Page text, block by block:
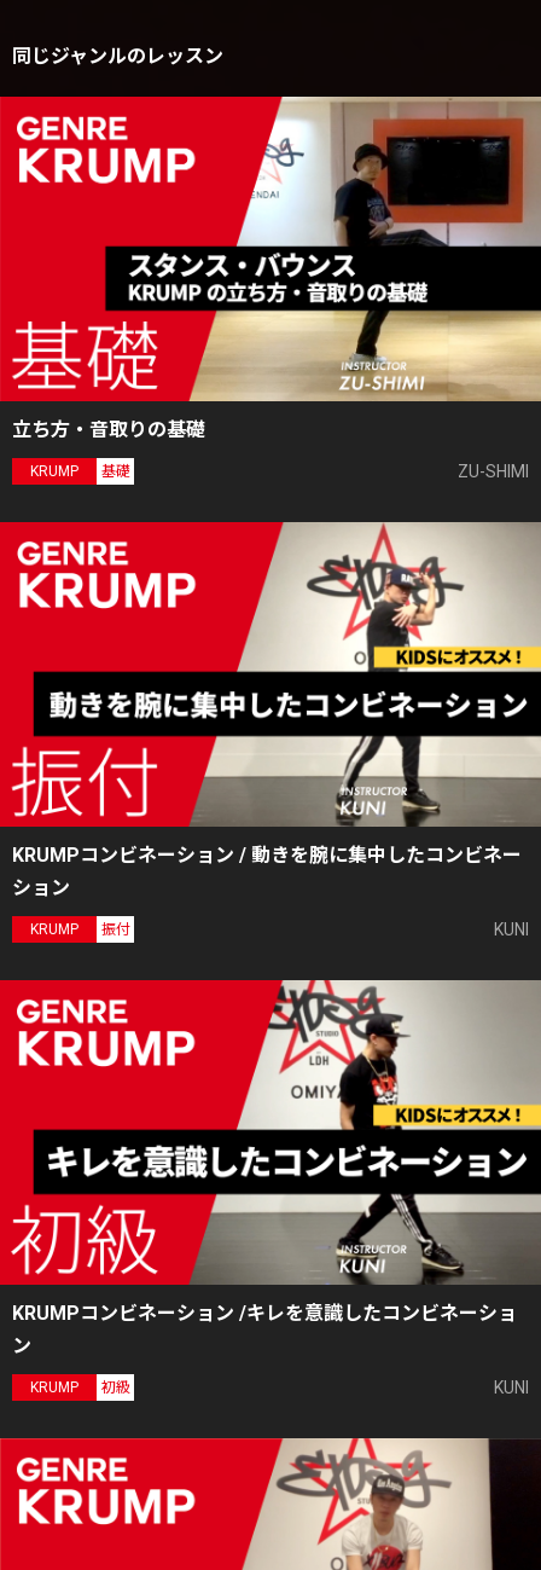
同じジャンルのレッスン
立ち方・音取りの基礎
KRUMP 基礎 ZU-SHIMI
KRUMPコンビネーション / 動きを腕に集中したコンビネー
ション
KRUMP 振付 KUNI
KRUMPコンビネーション /キレを意識したコンビネーショ
ン
KRUMP 初級 KUNI